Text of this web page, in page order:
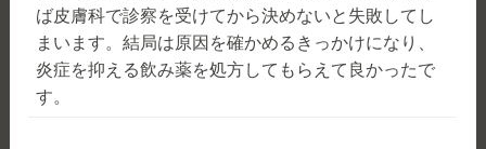
ば皮膚科で診察を受けてから決めないと失敗してし
まいます。結局は原因を確かめるきっかけになり、
炎症を抑える飲み薬を処方してもらえて良かったで
す。